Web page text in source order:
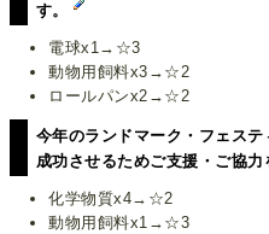
す。
電球x1→☆3
動物用飼料x3→☆2
ロールパンx2→☆2
今年のランドマーク・フェス
成功させるためご支援・ご協力
化学物質x4→☆2
動物用飼料x1→☆3